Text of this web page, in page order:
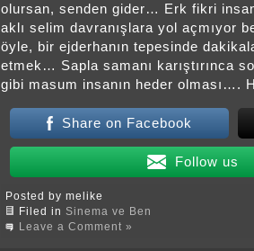
olursan, senden gider… Erk fikri
aklı selim davranışlara yol açmıyor
öyle, bir ejderhanın tepesinde
etmek… Sapla samanı karıştırınca
gibi masum insanın heder olması….
Share on Facebook
Follow us
Posted by melike
Filed in Sinema ve Ben
Leave a Comment »